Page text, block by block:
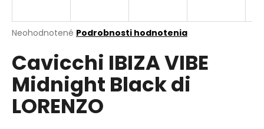
Priemerné
produktu
je
0,0
5
hviezdičiek.
Neohodnotené Podrobnosti hodnotenia
Cavicchi IBIZA VIBE
Midnight Black di
LORENZO
j
ť
?